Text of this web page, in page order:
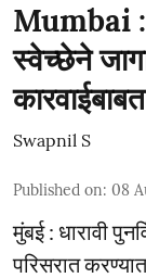
Mumbai :
स्वेच्छेने
Swapnil S
Published on: 08
मुंबई : धारावी
परिसरात